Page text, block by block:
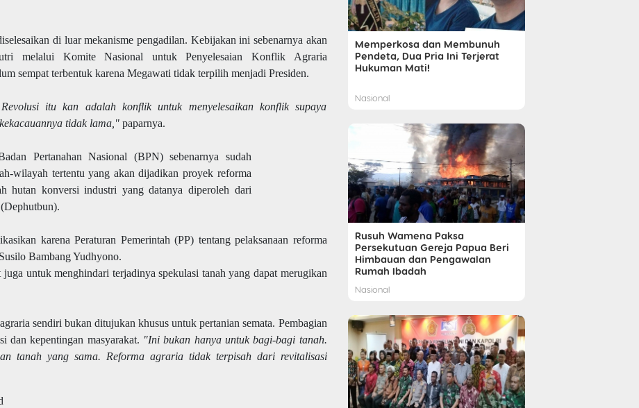
di luar mekanisme pengadilan. Kebijakan ini sebenarnya akan
melalui Komite Nasional untuk Penyelesaian Konflik Agraria
sempat terbentuk karena Megawati tidak terpilih menjadi Presiden.
itu kan adalah konflik untuk menyelesaikan konflik supaya
tidak lama,"paparnya.
Pertanahan Nasional (BPN) sebenarnya sudah
wilayah tertentu yang akan dijadikan proyek reforma
hutan konversi industri yang datanya diperoleh dari
karena Peraturan Pemerintah (PP) tentang pelaksanaan reforma
Bambang Yudhyono.
untuk menghindari terjadinya spekulasi tanah yang dapat merugikan
sendiri bukan ditujukan khusus untuk pertanian semata. Pembagian
dan kepentingan masyarakat. "Ini bukan hanya untuk bagi-bagi tanah.
tanah yang sama. Reforma agraria tidak terpisah dari revitalisasi
Memperkosa dan Membunuh
Pendeta, Dua Pria Ini Terjerat
Hukuman Mati!
Nasional
Rusuh Wamena Paksa
Persekutuan Gereja Papua Beri
Himbauan dan Pengawalan
Rumah Ibadah
Nasional